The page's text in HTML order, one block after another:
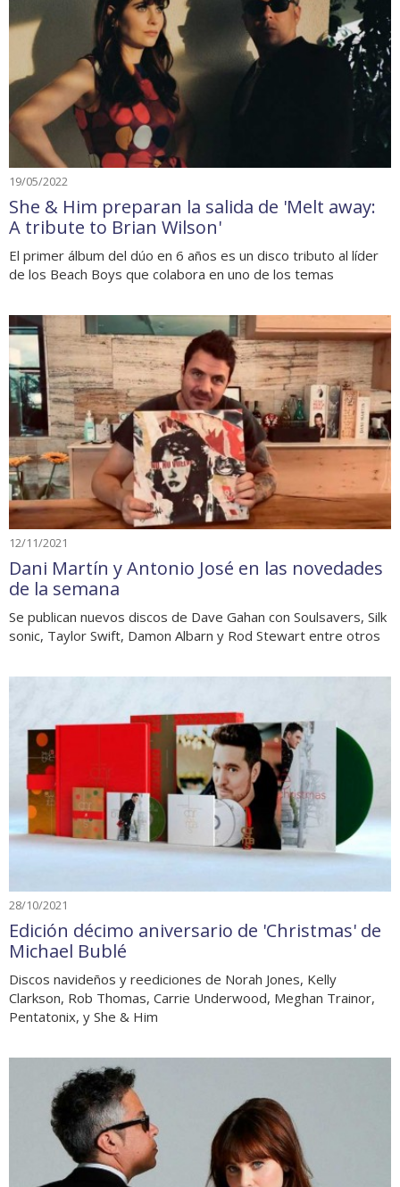
19/05/2022
She & Him preparan la salida de 'Melt away:
A tribute to Brian Wilson'
El primer álbum del dúo en 6 años es un disco tributo al líder
de los Beach Boys que colabora en uno de los temas
12/11/2021
Dani Martín y Antonio José en las novedades
de la semana
Se publican nuevos discos de Dave Gahan con Soulsavers, Silk
sonic, Taylor Swift, Damon Albarn y Rod Stewart entre otros
28/10/2021
Edición décimo aniversario de 'Christmas' de
Michael Bublé
Discos navideños y reediciones de Norah Jones, Kelly
Clarkson, Rob Thomas, Carrie Underwood, Meghan Trainor,
Pentatonix, y She & Him